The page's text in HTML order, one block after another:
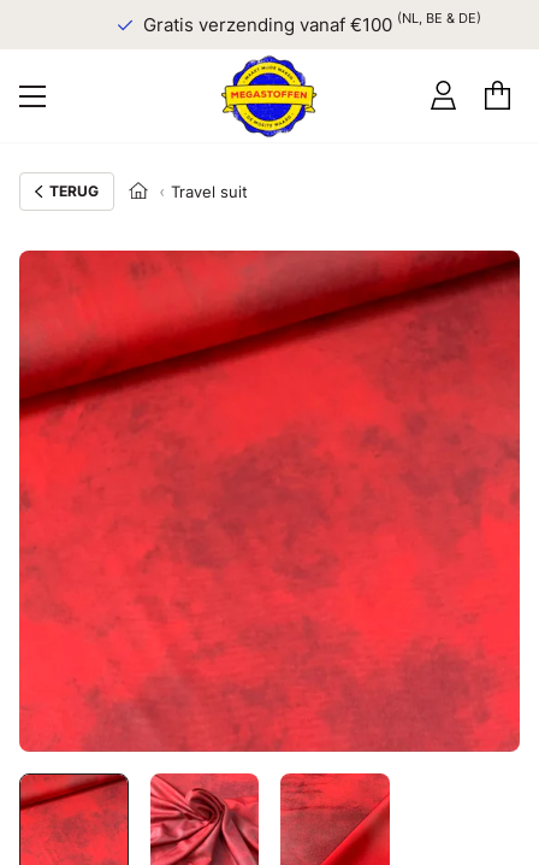
Gratis verzending vanaf €100(NL, BE & DE)
TERUG Travel suit